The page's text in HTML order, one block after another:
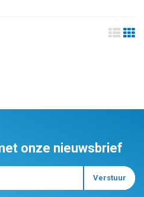
onze nieuwsbrief